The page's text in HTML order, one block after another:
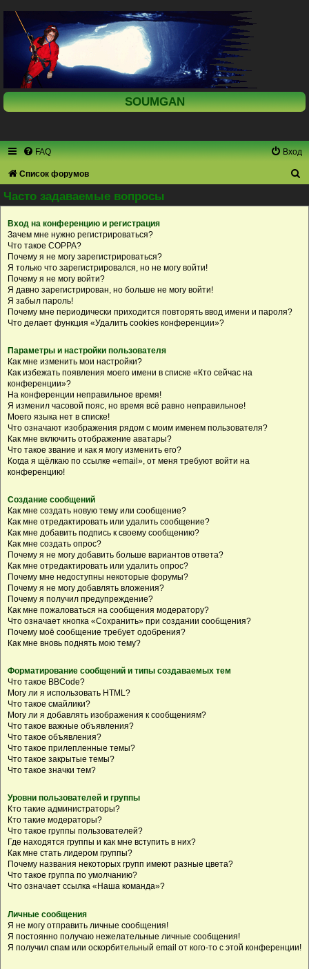
SOUMGAN
FAQ Вход
Список форумов
и
Часто задаваемые вопросы
Вход на конференцию и регистрация
Зачем мне нужно регистрироваться?
Что такое COPPA?
Почему я не могу зарегистрироваться?
Я только что зарегистрировался, но не могу войти!
Почему я не могу войти?
Я давно зарегистрирован, но больше не могу войти!
Я забыл пароль!
Почему мне периодически приходится повторять ввод имени и пароля?
Что делает функция «Удалить cookies конференции»?
Параметры и настройки пользователя
Как мне изменить мои настройки?
Как избежать появления моего имени в списке «Кто сейчас на
конференции»?
На конференции неправильное время!
Я изменил часовой пояс, но время всё равно неправильное!
Моего языка нет в списке!
Что означают изображения рядом с моим именем пользователя?
Как мне включить отображение аватары?
Что такое звание и как я могу изменить его?
Когда я щёлкаю по ссылке «email», от меня требуют войти на
конференцию!
Создание сообщений
Как мне создать новую тему или сообщение?
Как мне отредактировать или удалить сообщение?
Как мне добавить подпись к своему сообщению?
Как мне создать опрос?
Почему я не могу добавить больше вариантов ответа?
Как мне отредактировать или удалить опрос?
Почему мне недоступны некоторые форумы?
Почему я не могу добавлять вложения?
Почему я получил предупреждение?
Как мне пожаловаться на сообщения модератору?
Что означает кнопка «Сохранить» при создании сообщения?
Почему моё сообщение требует одобрения?
Как мне вновь поднять мою тему?
Форматирование сообщений и типы создаваемых тем
Что такое BBCode?
Могу ли я использовать HTML?
Что такое смайлики?
Могу ли я добавлять изображения к сообщениям?
Что такое важные объявления?
Что такое объявления?
Что такое прилепленные темы?
Что такое закрытые темы?
Что такое значки тем?
Уровни пользователей и группы
Кто такие администраторы?
Кто такие модераторы?
Что такое группы пользователей?
Где находятся группы и как мне вступить в них?
Как мне стать лидером группы?
Почему названия некоторых групп имеют разные цвета?
Что такое группа по умолчанию?
Что означает ссылка «Наша команда»?
Личные сообщения
Я не могу отправить личные сообщения!
Я постоянно получаю нежелательные личные сообщения!
Я получил спам или оскорбительный email от кого-то с этой конференции!